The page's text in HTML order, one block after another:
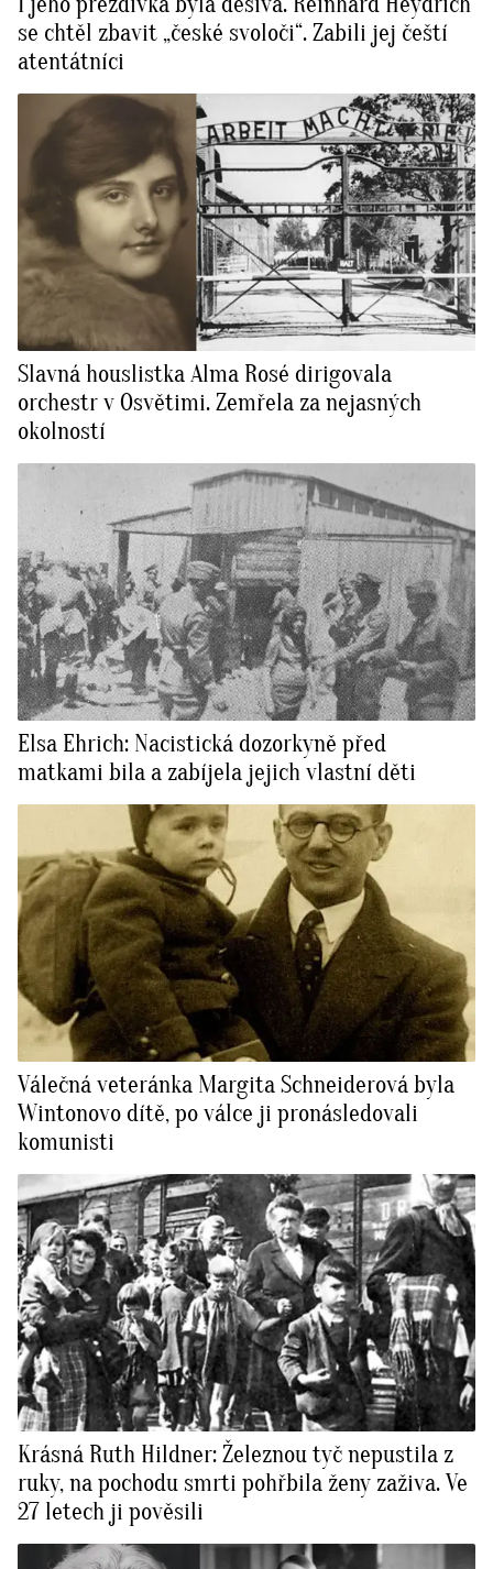
se chtěl zbavit „české svoloči“. Zabili jej čeští
atentátníci
Slavná houslistka Alma Rosé dirigovala
orchestr v Osvětimi. Zemřela za nejasných
okolností
Elsa Ehrich: Nacistická dozorkyně před
matkami bila a zabíjela jejich vlastní děti
Válečná veteránka Margita Schneiderová byla
Wintonovo dítě, po válce ji pronásledovali
komunisti
Krásná Ruth Hildner: Železnou tyč nepustila z
ruky, na pochodu smrti pohřbila ženy zaživa. Ve
27 letech ji pověsili